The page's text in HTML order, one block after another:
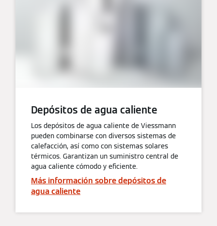
Depósitos de agua caliente
Los depósitos de agua caliente de Viessmann
pueden combinarse con diversos sistemas de
calefacción, así como con sistemas solares
térmicos. Garantizan un suministro central de
agua caliente cómodo y eficiente.
Más información sobre depósitos de
agua caliente